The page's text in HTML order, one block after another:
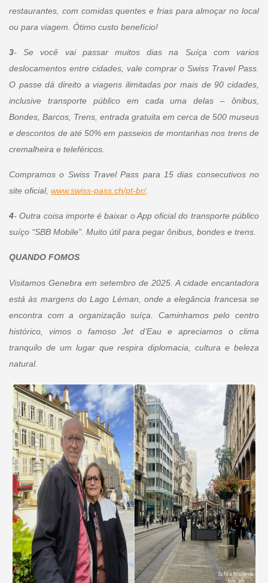
restaurantes, com comidas quentes e frias para almoçar no local
ou para viagem. Ótimo custo benefício!
3- Se você vai passar muitos dias na Suíça com varios
deslocamentos entre cidades, vale comprar o Swiss Travel Pass.
O passe dá direito a viagens ilimitadas por mais de 90 cidades,
inclusive transporte público em cada uma delas – ônibus,
Bondes, Barcos, Trens, entrada gratuita em cerca de 500 museus
e descontos de até 50% em passeios de montanhas nos trens de
cremalheira e teleféricos.
Compramos o Swiss Travel Pass para 15 dias consecutivos no
site oficial, www.swiss-pass.ch/pt-br/.
4- Outra coisa importe é baixar o App oficial do transporte público
suíço “SBB Mobile”. Muito útil para pegar ônibus, bondes e trens.
QUANDO FOMOS
Visitamos Genebra em setembro de 2025. A cidade encantadora
está às margens do Lago Léman, onde a elegância francesa se
encontra com a organização suíça. Caminhamos pelo centro
histórico, vimos o famoso Jet d’Eau e apreciamos o clima
tranquilo de um lugar que respira diplomacia, cultura e beleza
natural.